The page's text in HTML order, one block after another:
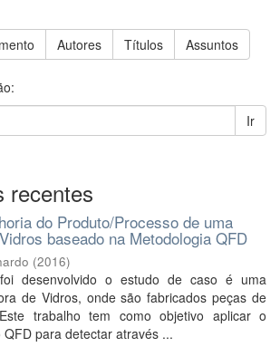
Autores Títulos Assuntos
Ir
recentes
do Produto/Processo de uma
baseado na Metodologia QFD
(2016)
desenvolvido o estudo de caso é uma
de Vidros, onde são fabricados peças de
trabalho tem como objetivo aplicar o
para detectar através ...